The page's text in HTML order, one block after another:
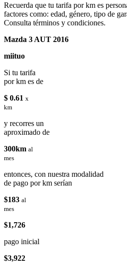
Recuerda que tu tarifa por km es
factores como: edad, género, tipo de
Consulta términos y condiciones.
Mazda 3 AUT 2016
miituo
Si tu tarifa
por km es de
$ 0.61 x
km
y recorres un
aproximado de
300km al
mes
entonces, con nuestra modalidad
de pago por km serían
$183 al
mes
$1,726
pago inicial
$3,922